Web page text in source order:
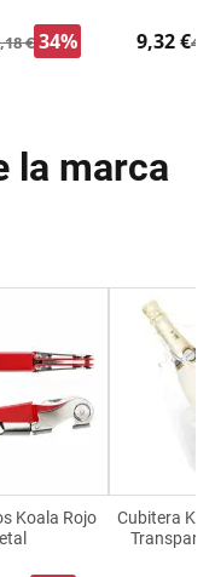
€ 34% 9,32 €
la marca
Koala Rojo
Cubitera